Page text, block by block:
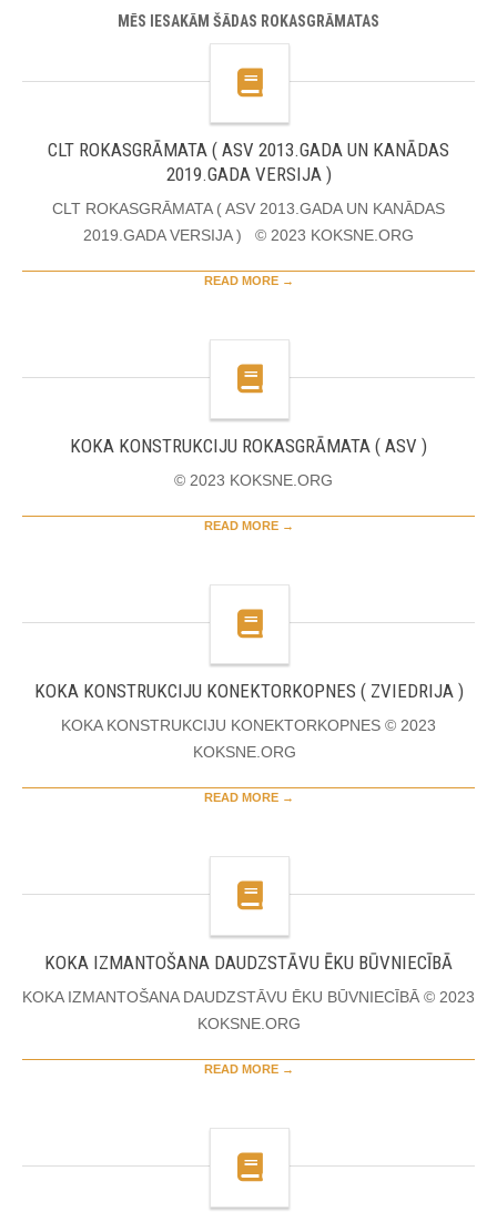
MĒS IESAKĀM ŠĀDAS ROKASGRĀMATAS
CLT ROKASGRĀMATA ( ASV 2013.GADA UN KANĀDAS
2019.GADA VERSIJA )
CLT ROKASGRĀMATA ( ASV 2013.GADA UN KANĀDAS
2019.GADA VERSIJA ) © 2023 KOKSNE.ORG
READ MORE →
KOKA KONSTRUKCIJU ROKASGRĀMATA ( ASV )
© 2023 KOKSNE.ORG
READ MORE →
KOKA KONSTRUKCIJU KONEKTORKOPNES ( ZVIEDRIJA )
KOKA KONSTRUKCIJU KONEKTORKOPNES © 2023
KOKSNE.ORG
READ MORE →
KOKA IZMANTOŠANA DAUDZSTĀVU ĒKU BŪVNIECĪBĀ
KOKA IZMANTOŠANA DAUDZSTĀVU ĒKU BŪVNIECĪBĀ © 2023
KOKSNE.ORG
READ MORE →